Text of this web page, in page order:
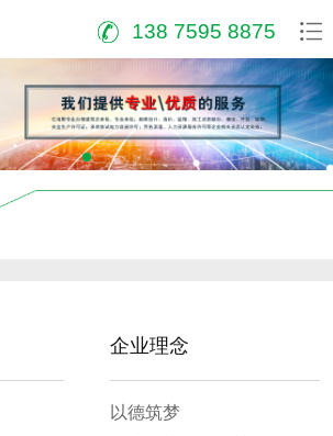
138 7595 8875
企业理念
以德筑梦